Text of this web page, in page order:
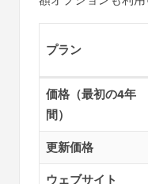
プラン
価格（最初の4年
間）
更新価格
ウェブサイト